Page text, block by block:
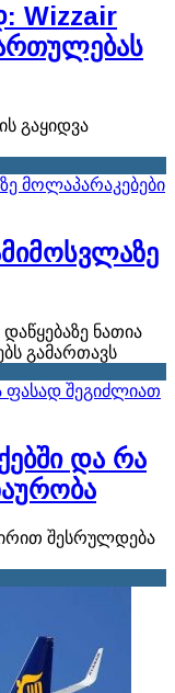
Wizzair
გაყიდვა
ნათია
გამართავს
და რა
შესრულდება